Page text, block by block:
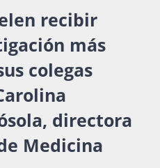
recibir
más
colegas
directora
Medicina